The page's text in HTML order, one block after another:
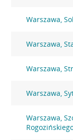
Warszawa,
Warszawa,
Warszawa,
Warszawa,
Warszawa,